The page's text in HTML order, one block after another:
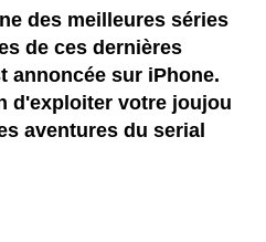
des meilleures séries
de ces dernières
annoncée sur iPhone.
d'exploiter votre joujou
aventures du serial